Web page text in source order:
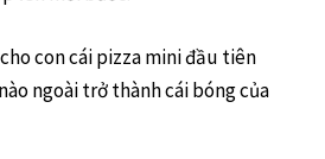
con cái pizza mini đầu tiên
ngoài trở thành cái bóng của